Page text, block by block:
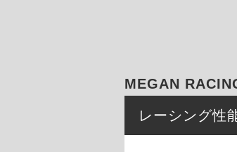
MEGAN
レーシング性